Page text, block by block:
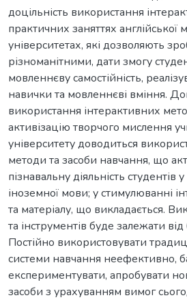
доцільність використання
практичних заняттях
університетах, які дозволяють
різноманітними, дати змогу
мовленнєву самостійність,
навички та мовленнєві вміння.
використання інтерактивних
активізацію творчого мислення
університету доводиться
методи та засоби навчання, що
пізнавальну діяльність студентів
іноземної мови; у стимулюванні
та матеріалу, що викладається.
та інструментів буде залежати
Постійно використовувати
системи навчання неефективно,
експериментувати, апробувати
засоби з урахуванням вимог